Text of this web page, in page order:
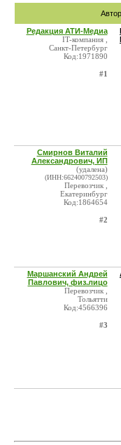
Автор
Редакция АТИ-Медиа
IT-компания ,
Санкт-Петербург
Код:1971890
#1
Смирнов Виталий
Александрович, ИП
(удалена)
(ИНН:662400792503)
Перевозчик ,
Екатеринбург
Код:1864654
#2
Маршанский Андрей
Павлович, физ.лицо
Перевозчик ,
Тольятти
Код:4566396
#3